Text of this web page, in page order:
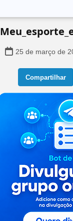
25 de março de
Compartilhar